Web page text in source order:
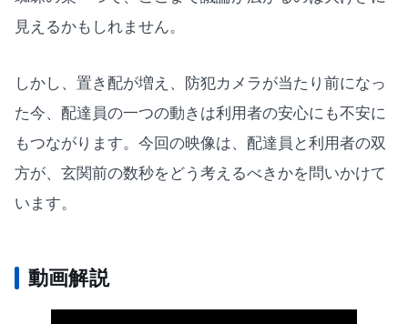
見えるかもしれません。
しかし、置き配が増え、防犯カメラが当たり前になっ
た今、配達員の一つの動きは利用者の安心にも不安に
もつながります。今回の映像は、配達員と利用者の双
方が、玄関前の数秒をどう考えるべきかを問いかけて
います。
動画解説